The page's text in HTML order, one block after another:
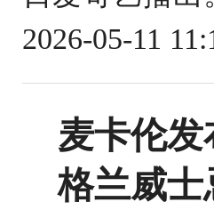
2026-05-11
麦卡伦
格兰威士